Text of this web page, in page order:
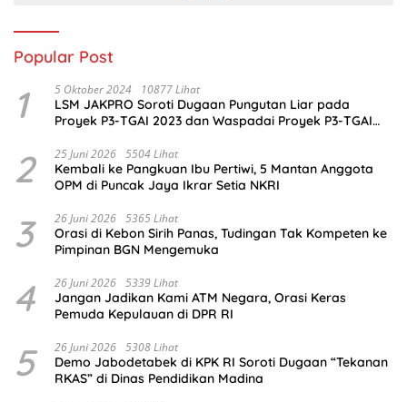
Popular Post
1 5 Oktober 2024 10877 Lihat
LSM JAKPRO Soroti Dugaan Pungutan Liar pada
Proyek P3-TGAI 2023 dan Waspadai Proyek P3-TGAI
2 25 Juni 2026 5504 Lihat
Kembali ke Pangkuan Ibu Pertiwi, 5 Mantan Anggota
OPM di Puncak Jaya Ikrar Setia NKRI
3 26 Juni 2026 5365 Lihat
Orasi di Kebon Sirih Panas, Tudingan Tak Kompeten ke
Pimpinan BGN Mengemuka
4 26 Juni 2026 5339 Lihat
Jangan Jadikan Kami ATM Negara, Orasi Keras
Pemuda Kepulauan di DPR RI
5 26 Juni 2026 5308 Lihat
Demo Jabodetabek di KPK RI Soroti Dugaan “Tekanan
RKAS” di Dinas Pendidikan Madina